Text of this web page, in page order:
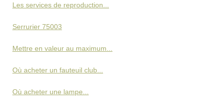
Les services de reproduction...
Serrurier 75003
Mettre en valeur au maximum...
Où acheter un fauteuil club...
Où acheter une lampe...